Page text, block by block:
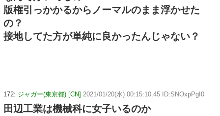
版権引っかかるからノーマルのまま浮かせた
の？
接地してた方が単純に良かったんじゃない？
172: ジャガー(東京都) [CN] 2021/01/20(水) 00:15:10.45 ID:SNOxpPgI0
田辺工業は機械科に女子いるのか